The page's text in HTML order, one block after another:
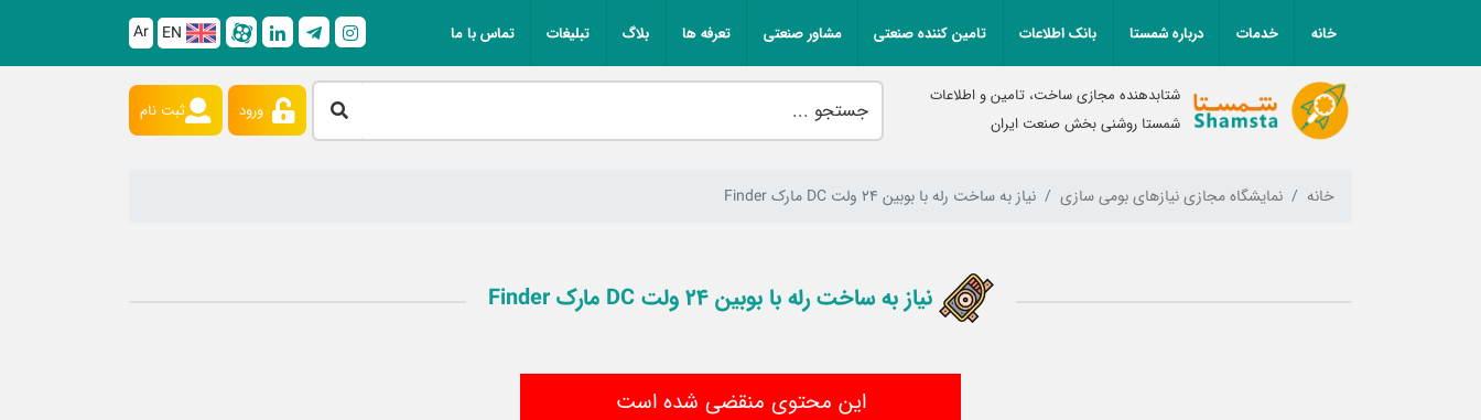
خانه خدمات درباره شمستا بانک اطلاعات تامین کننده صنعتی مشاور صنعتی تعرفه ها بلاگ تبلیغات تماس با ما EN
Ar
شتابدهنده مجازی ساخت، تامین و اطلاعات
شمستا روشنی بخش صنعت ایران
ورود ثبت نام
خانه نمایشگاه مجازی نیازهای بومی سازی نیاز به ساخت رله با بوبین 24 ولت DC مارک Finder
نیاز به ساخت رله با بوبین 24 ولت DC مارک Finder
این محتوی منقضی شده است